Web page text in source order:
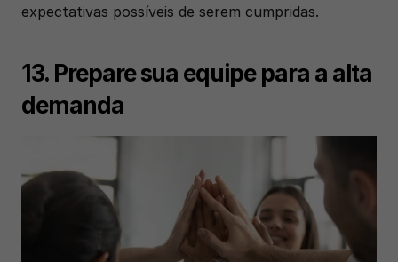
expectativas possíveis de serem cumpridas.
13. Prepare sua equipe para a alta
demanda